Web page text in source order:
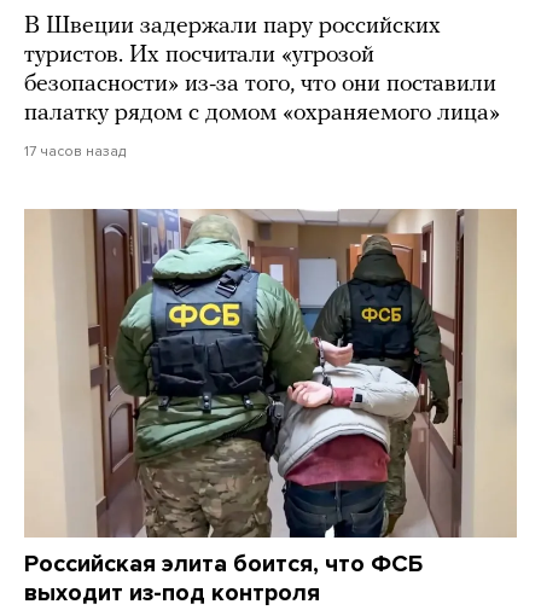
В Швеции задержали пару российских
туристов. Их посчитали «угрозой
безопасности» из-за того, что они поставили
палатку рядом с домом «охраняемого лица»
17 часов назад
Российская элита боится, что ФСБ
выходит из-под контроля